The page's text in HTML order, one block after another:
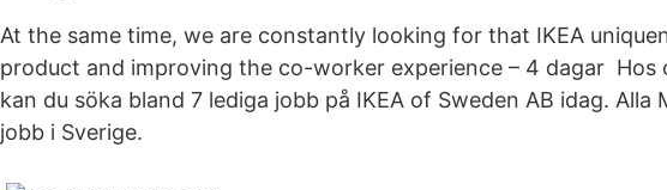
At the same time, we are constantly looking for that IKEA
product and improving the co-worker experience – 4 dagar Hos
kan du söka bland 7 lediga jobb på IKEA of Sweden AB idag. Alla
jobb i Sverige.